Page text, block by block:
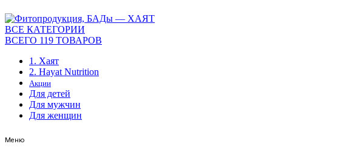
ВСЕ КАТЕГОРИИ
ВСЕГО 119 ТОВАРОВ
1. Хаят
2. Hayat Nutrition
Акции
Для детей
Для мужчин
Для женщин
Меню